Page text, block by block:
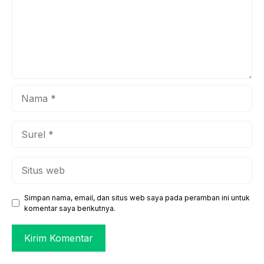
web
Simpan nama, email, dan situs web saya pada peramban ini untuk
komentar saya berikutnya.